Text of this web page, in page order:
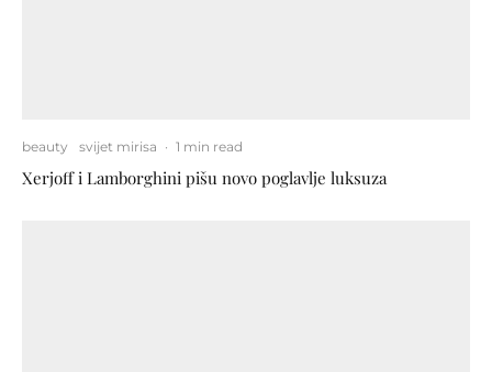
beauty svijet mirisa · 1 min read
Xerjoff i Lamborghini pišu novo poglavlje luksuza